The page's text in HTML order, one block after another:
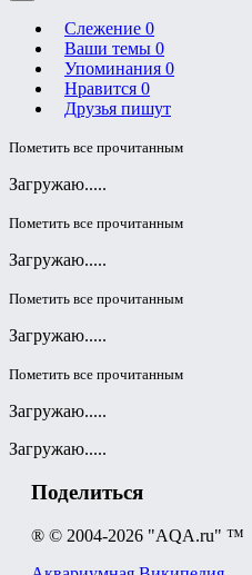
Слежение 0
Ваши темы 0
Упоминания 0
Нравится 0
Друзья пишут
Пометить все прочитанным
Загружаю.....
Пометить все прочитанным
Загружаю.....
Пометить все прочитанным
Загружаю.....
Пометить все прочитанным
Загружаю.....
Загружаю.....
Поделиться
® © 2004-2026 "AQA.ru" ™